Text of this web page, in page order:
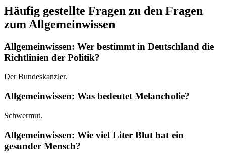
Häufig gestellte Fragen zu den Fragen
zum Allgemeinwissen
Allgemeinwissen: Wer bestimmt in Deutschland die
Richtlinien der Politik?
Der Bundeskanzler.
Allgemeinwissen: Was bedeutet Melancholie?
Schwermut.
Allgemeinwissen: Wie viel Liter Blut hat ein
gesunder Mensch?